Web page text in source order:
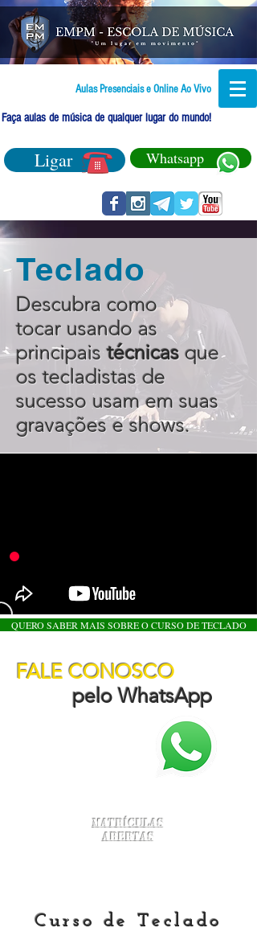
Aulas Presenciais e Online Ao Vivo
Faça aulas de música de qualquer lugar do mundo!
Ligar Whatsapp
Teclado
Descubra como
tocar usando as
principaistécnicas que
os tecladistas de
sucesso usam em suas
gravações e shows.
QUERO SABER MAIS SOBRE O CURSO DE TECLADO
FALE CONOSCO
pelo WhatsApp
Matrículas
Abertas
Curso de Teclado